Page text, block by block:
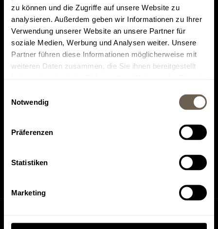
zu können und die Zugriffe auf unsere Website zu
analysieren. Außerdem geben wir Informationen zu Ihrer
Verwendung unserer Website an unsere Partner für
soziale Medien, Werbung und Analysen weiter. Unsere
Partner führen diese Informationen möglicherweise mit
weiteren Daten zusammen, die Sie ihnen bereitgestellt
Notwendig
Präferenzen
Statistiken
Marketing
Top rated on
Find us on
Find us on
Inquiry